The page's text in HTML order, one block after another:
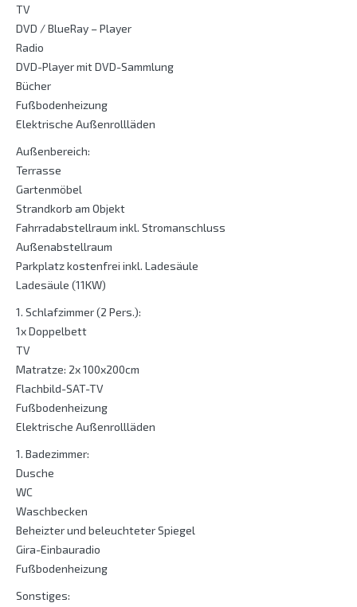
TV
DVD / BlueRay – Player
Radio
DVD-Player mit DVD-Sammlung
Bücher
Fußbodenheizung
Elektrische Außenrollläden
Außenbereich:
Terrasse
Gartenmöbel
Strandkorb am Objekt
Fahrradabstellraum inkl. Stromanschluss
Außenabstellraum
Parkplatz kostenfrei inkl. Ladesäule
Ladesäule (11KW)
1. Schlafzimmer (2 Pers.):
1x Doppelbett
TV
Matratze: 2x 100x200cm
Flachbild-SAT-TV
Fußbodenheizung
Elektrische Außenrollläden
1. Badezimmer:
Dusche
WC
Waschbecken
Beheizter und beleuchteter Spiegel
Gira-Einbauradio
Fußbodenheizung
Sonstiges: